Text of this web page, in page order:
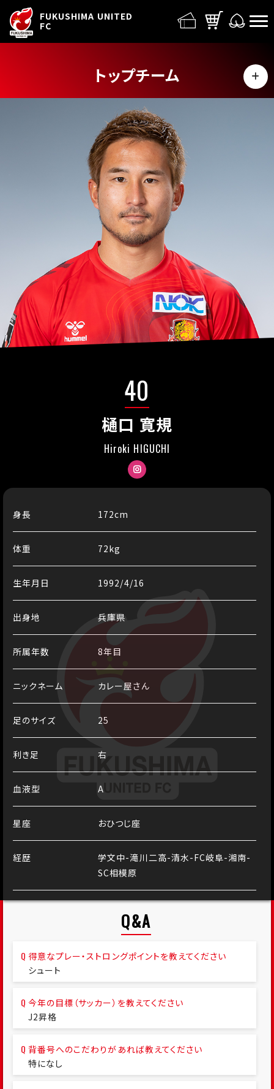
FUKUSHIMA UNITED
FC
トップチーム
MENU
選手
スタッフ
スケジュール
40
樋口 寛規
Hiroki HIGUCHI
Instagram
身長 172cm
体重 72kg
生年月日 1992/4/16
出身地 兵庫県
所属年数 8年目
ニックネーム カレー屋さん
足のサイズ 25
利き足 右
血液型 A
星座 おひつじ座
経歴
学文中-滝川二高-清水-FC岐阜-湘南-
SC相模原
Q&A
得意なプレー・ストロングポイントを教えてください
シュート
今年の目標（サッカー）を教えてください
J2昇格
背番号へのこだわりがあれば教えてください
特になし